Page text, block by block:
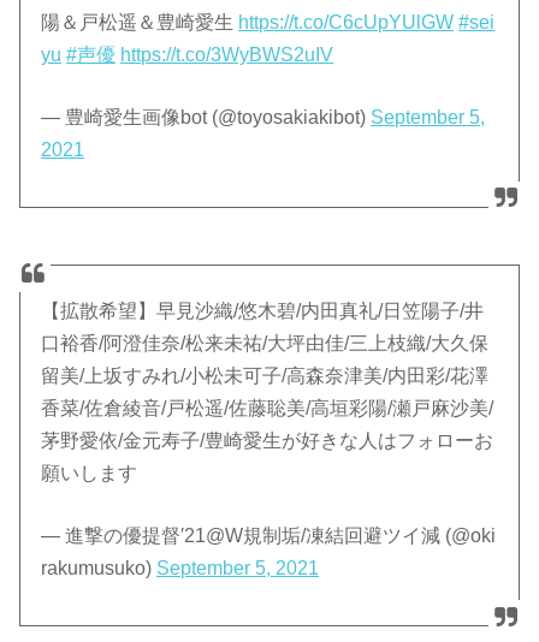
陽＆戸松遥＆豊崎愛生 https://t.co/C6cUpYUlGW #sei
yu #声優 https://t.co/3WyBWS2uIV
— 豊崎愛生画像bot (@toyosakiakibot) September 5,
2021
【拡散希望】早見沙織/悠木碧/内田真礼/日笠陽子/井
口裕香/阿澄佳奈/松来未祐/大坪由佳/三上枝織/大久保
留美/上坂すみれ/小松未可子/高森奈津美/内田彩/花澤
香菜/佐倉綾音/戸松遥/佐藤聡美/高垣彩陽/瀬戸麻沙美/
茅野愛依/金元寿子/豊崎愛生が好きな人はフォローお
願いします
— 進撃の優提督′21@W規制垢/凍結回避ツイ減 (@oki
rakumusuko) September 5, 2021